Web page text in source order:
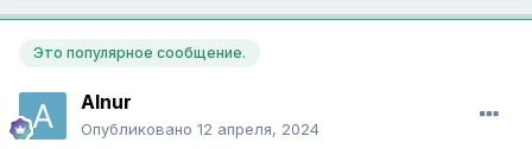
Это популярное сообщение.
Alnur
Опубликовано 12 апреля, 2024